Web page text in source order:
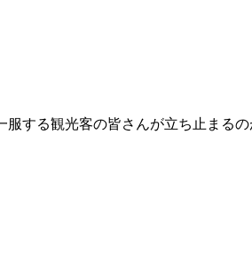
する観光客の皆さんが立ち止まる